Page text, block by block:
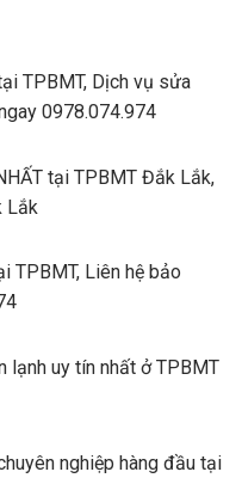
TPBMT, Dịch vụ sửa
0978.074.974
tại TPBMT Đắk Lắk,
Lắk
TPBMT, Liên hệ bảo
lạnh uy tín nhất ở TPBMT
nghiệp hàng đầu tại